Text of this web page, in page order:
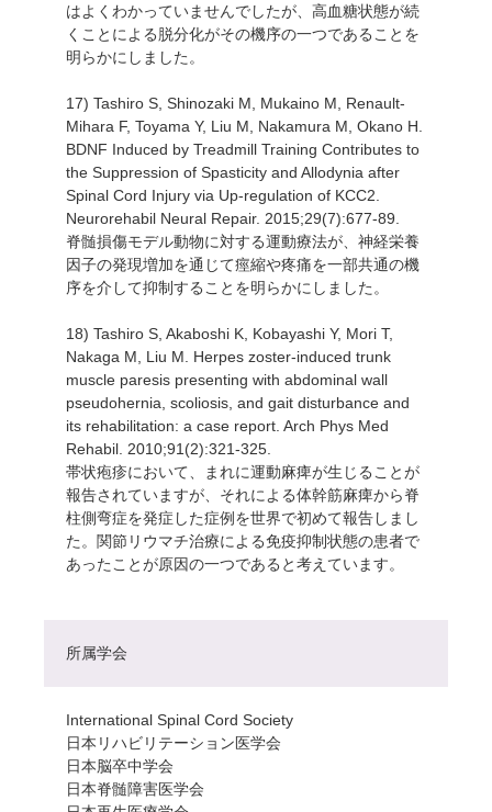
はよくわかっていませんでしたが、高血糖状態が続
くことによる脱分化がその機序の一つであることを
明らかにしました。
17) Tashiro S, Shinozaki M, Mukaino M, Renault-
Mihara F, Toyama Y, Liu M, Nakamura M, Okano H.
BDNF Induced by Treadmill Training Contributes to
the Suppression of Spasticity and Allodynia after
Spinal Cord Injury via Up-regulation of KCC2.
Neurorehabil Neural Repair. 2015;29(7):677-89.
脊髄損傷モデル動物に対する運動療法が、神経栄養
因子の発現増加を通じて痙縮や疼痛を一部共通の機
序を介して抑制することを明らかにしました。
18) Tashiro S, Akaboshi K, Kobayashi Y, Mori T,
Nakaga M, Liu M. Herpes zoster-induced trunk
muscle paresis presenting with abdominal wall
pseudohernia, scoliosis, and gait disturbance and
its rehabilitation: a case report. Arch Phys Med
Rehabil. 2010;91(2):321-325.
帯状疱疹において、まれに運動麻痺が生じることが
報告されていますが、それによる体幹筋麻痺から脊
柱側弯症を発症した症例を世界で初めて報告しまし
た。関節リウマチ治療による免疫抑制状態の患者で
あったことが原因の一つであると考えています。
所属学会
International Spinal Cord Society
日本リハビリテーション医学会
日本脳卒中学会
日本脊髄障害医学会